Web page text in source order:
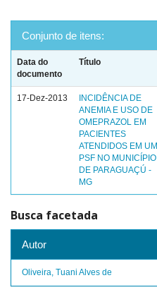
Conjunto de itens:
Data do
documento
Título
17-Dez-2013
INCIDÊNCIA DE
ANEMIA E USO DE
OMEPRAZOL EM
PACIENTES
ATENDIDOS EM UM
PSF NO MUNICÍPIO
DE PARAGUAÇÚ -
MG
Busca facetada
Autor
Oliveira, Tuani Alves de